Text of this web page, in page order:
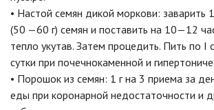
• Настой семян дикой моркови: заварить
(50 —60 г) семян и поставить на 10—12
тепло укутав. Затем процедить. Пить по I
сутки при почечнокаменной и
• Порошок из семян: 1 г на 3 приема за
еды при коронарной недостаточности и